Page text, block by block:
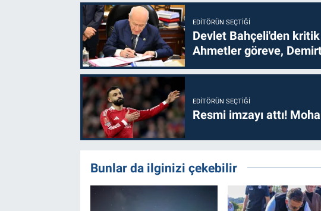
EDITÖRÜN SEÇTIĞI
Devlet Bahçeli'den
Ahmetler göreve,
EDITÖRÜN SEÇTIĞI
Resmi imzayı attı!
Bunlar da ilginizi çekebilir